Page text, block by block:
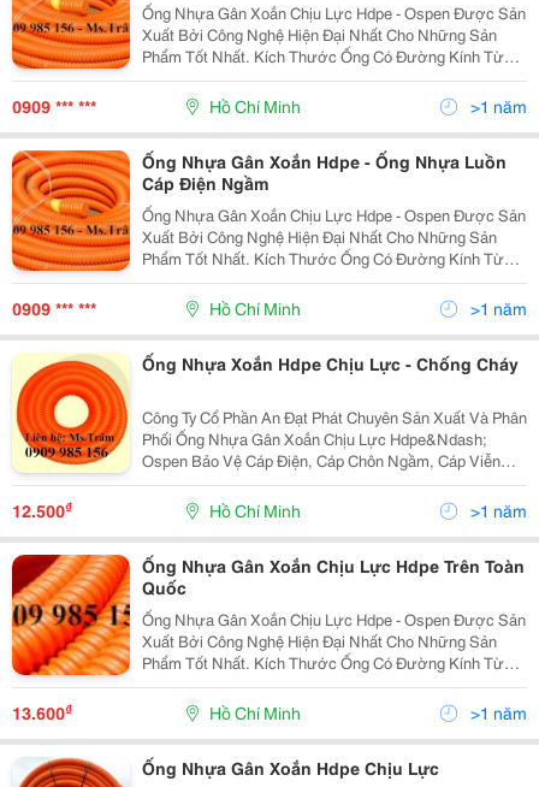
Ống Nhựa Gân Xoắn Chịu Lực Hdpe - Ospen Được Sản
Xuất Bởi Công Nghệ Hiện Đại Nhất Cho Những Sản
Phẩm Tốt Nhất. Kích Thước Ống Có Đường Kính Từ
25Mm Đến 250Mm . Ưu Điểm: Độ Dài Liên Tục, Dễ
Dàng Uốn Cong, Khả Năng Chịu Lực Lớn, Kinh Tế, Tiết
0909 *** *** Hồ Chí Minh >1 năm
Ống Nhựa Gân Xoắn Hdpe - Ống Nhựa Luồn
Cáp Điện Ngầm
Ống Nhựa Gân Xoắn Chịu Lực Hdpe - Ospen Được Sản
Xuất Bởi Công Nghệ Hiện Đại Nhất Cho Những Sản
Phẩm Tốt Nhất. Kích Thước Ống Có Đường Kính Từ
25Mm Đến 250Mm . Ưu Điểm: Độ Dài Liên Tục, Dễ
Dàng Uốn Cong, Khả Năng Chịu Lực Lớn, Kinh Tế, Tiết
0909 *** *** Hồ Chí Minh >1 năm
Ống Nhựa Xoắn Hdpe Chịu Lực - Chống Cháy
Công Ty Cổ Phần An Đạt Phát Chuyên Sản Xuất Và Phân
Phối Ống Nhựa Gân Xoắn Chịu Lực Hdpe&Ndash;
Ospen Bảo Vệ Cáp Điện, Cáp Chôn Ngầm, Cáp Viễn
Thông. Ưu Điểm: Độ Dài Liên Tục, Dễ Dàng Uốn Cong,
Khả Năng Chịu Nhiệt, Chịu Lực Lớn, Độ Bền Hóa Chất,
12.500₫ Hồ Chí Minh >1 năm
Ống Nhựa Gân Xoắn Chịu Lực Hdpe Trên Toàn
Quốc
Ống Nhựa Gân Xoắn Chịu Lực Hdpe - Ospen Được Sản
Xuất Bởi Công Nghệ Hiện Đại Nhất Cho Những Sản
Phẩm Tốt Nhất. Kích Thước Ống Có Đường Kính Từ
25Mm Đến 250Mm . Ưu Điểm: Độ Dài Liên Tục, Dễ
Dàng Uốn Cong, Khả Năng Chịu Lực Lớn, Kinh Tế, Tiết
13.600₫ Hồ Chí Minh >1 năm
Ống Nhựa Gân Xoắn Hdpe Chịu Lực